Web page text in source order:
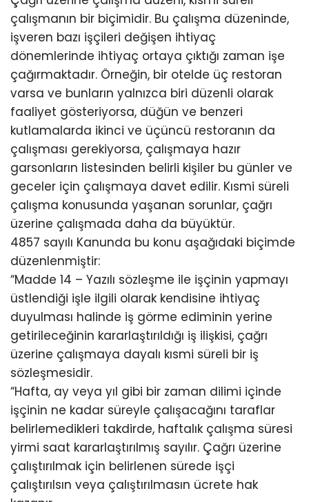
çalışmanın bir biçimidir. Bu çalışma düzeninde,
işveren bazı işçileri değişen ihtiyaç
dönemlerinde ihtiyaç ortaya çıktığı zaman işe
çağırmaktadır. Örneğin, bir otelde üç restoran
varsa ve bunların yalnızca biri düzenli olarak
faaliyet gösteriyorsa, düğün ve benzeri
kutlamalarda ikinci ve üçüncü restoranın da
çalışması gerekiyorsa, çalışmaya hazır
garsonların listesinden belirli kişiler bu günler ve
geceler için çalışmaya davet edilir. Kısmi süreli
çalışma konusunda yaşanan sorunlar, çağrı
üzerine çalışmada daha da büyüktür.
4857 sayılı Kanunda bu konu aşağıdaki biçimde
düzenlenmiştir:
“Madde 14 – Yazılı sözleşme ile işçinin yapmayı
üstlendiği işle ilgili olarak kendisine ihtiyaç
duyulması halinde iş görme ediminin yerine
getirileceğinin kararlaştırıldığı iş ilişkisi, çağrı
üzerine çalışmaya dayalı kısmi süreli bir iş
sözleşmesidir.
“Hafta, ay veya yıl gibi bir zaman dilimi içinde
işçinin ne kadar süreyle çalışacağını taraflar
belirlemedikleri takdirde, haftalık çalışma süresi
yirmi saat kararlaştırılmış sayılır. Çağrı üzerine
çalıştırılmak için belirlenen sürede işçi
çalıştırılsın veya çalıştırılmasın ücrete hak